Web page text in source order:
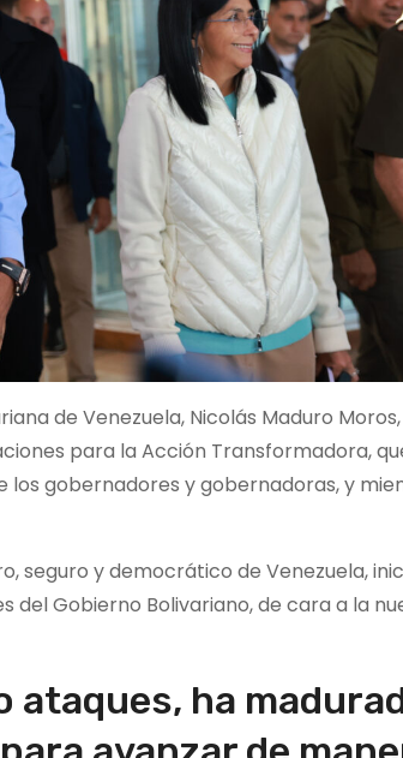
de Venezuela, Nicolás Maduro
para la Acción Transformadora,
los gobernadores y gobernadoras, y
seguro y democrático de Venezuela,
del Gobierno Bolivariano, de cara a la
ataques, ha